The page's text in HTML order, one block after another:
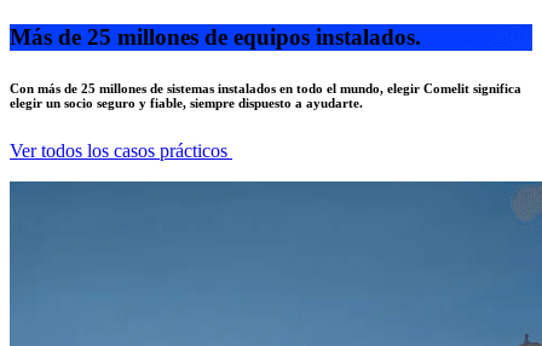
Más de 25 millones de equipos instalados.
Con más de 25 millones de sistemas instalados en todo el mundo, elegir Comelit significa
elegir un socio seguro y fiable, siempre dispuesto a ayudarte.
Ver todos los casos prácticos